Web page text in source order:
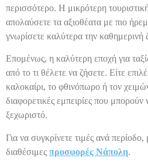
περισσότερο. Η μικρότερη
απολαύσετε τα αξιοθέατα με πιο
γνωρίσετε καλύτερα την καθημερινή
Επομένως, η καλύτερη εποχή για
από το τι θέλετε να ζήσετε. Είτε
καλοκαίρι, το φθινόπωρο ή τον
διαφορετικές εμπειρίες που μπορούν
ξεχωριστό.
Για να συγκρίνετε τιμές ανά περίοδο,
διαθέσιμες προσφορές Νάπολη.